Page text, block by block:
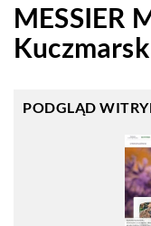
MESSIER
PODGLĄD